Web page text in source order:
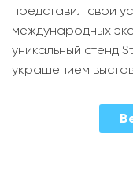
представил свои
международных
уникальный стенд
украшением